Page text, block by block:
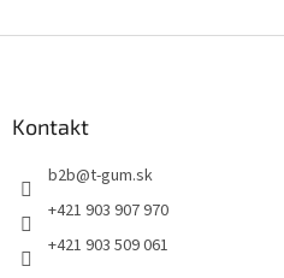
Kontakt
b2b@t-gum.sk
+421 903 907 970
+421 903 509 061